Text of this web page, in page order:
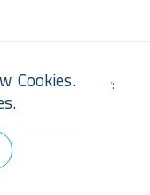
by:
Cookies.